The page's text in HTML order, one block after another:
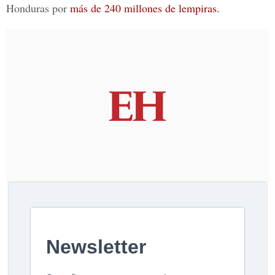
Honduras por más de 240 millones de lempiras.